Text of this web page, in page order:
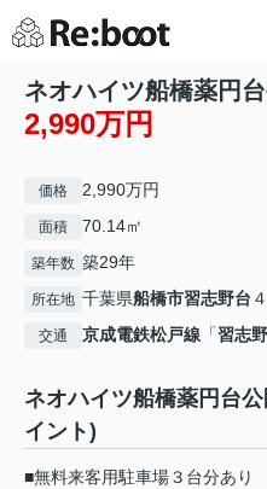
ネオハイツ船橋薬円
2,990万円
価格 2,990万円
面積 70.14㎡
築年数 築29年
所在地 千葉県船橋市習志野台
交通 京成電鉄松戸線 「習志野
ネオハイツ船橋薬円台
イント)
■無料来客用駐車場３台分あり